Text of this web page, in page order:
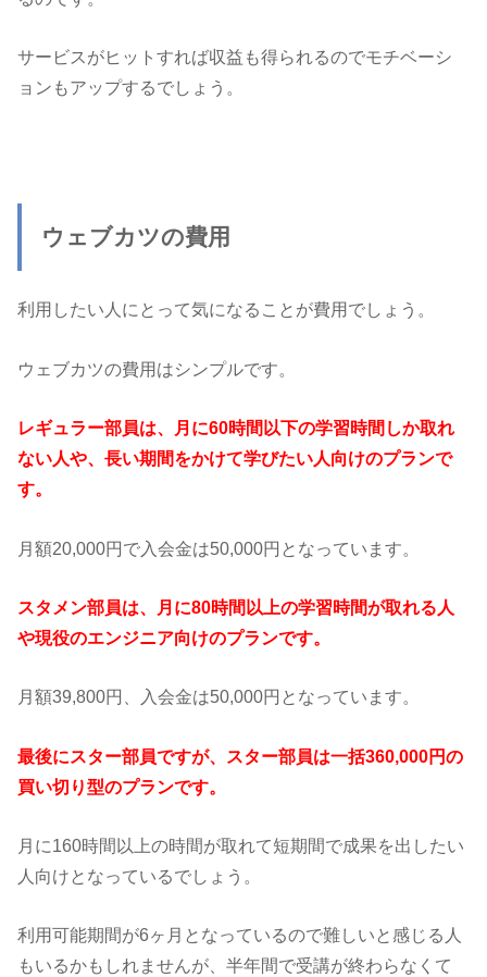
サービスがヒットすれば収益も得られるのでモチベーシ
ョンもアップするでしょう。
ウェブカツの費用
利用したい人にとって気になることが費用でしょう。
ウェブカツの費用はシンプルです。
レギュラー部員は、月に60時間以下の学習時間しか取れ
ない人や、長い期間をかけて学びたい人向けのプランで
す。
月額20,000円で入会金は50,000円となっています。
スタメン部員は、月に80時間以上の学習時間が取れる人
や現役のエンジニア向けのプランです。
月額39,800円、入会金は50,000円となっています。
最後にスター部員ですが、スター部員は一括360,000円の
買い切り型のプランです。
月に160時間以上の時間が取れて短期間で成果を出したい
人向けとなっているでしょう。
利用可能期間が6ヶ月となっているので難しいと感じる人
もいるかもしれませんが、半年間で受講が終わらなくて